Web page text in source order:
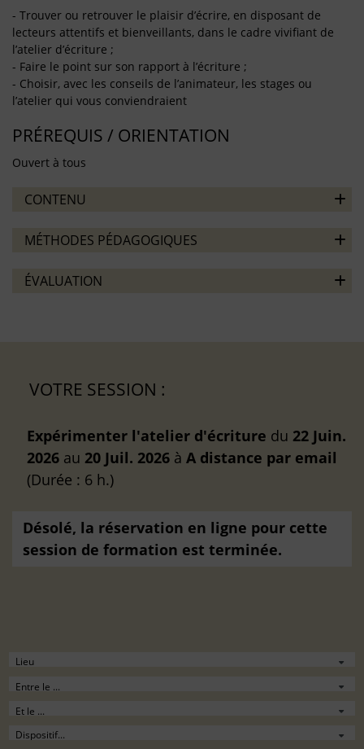
- Trouver ou retrouver le plaisir d’écrire, en disposant de
lecteurs attentifs et bienveillants, dans le cadre vivifiant de
l’atelier d’écriture ;
- Faire le point sur son rapport à l’écriture ;
- Choisir, avec les conseils de l’animateur, les stages ou
l’atelier qui vous conviendraient
PRÉREQUIS / ORIENTATION
Ouvert à tous
CONTENU
MÉTHODES PÉDAGOGIQUES
ÉVALUATION
VOTRE SESSION :
Expérimenter l'atelier d'écriture du 22 Juin.
2026 au 20 Juil. 2026 à A distance par email
(Durée : 6 h.)
Désolé, la réservation en ligne pour cette
session de formation est terminée.